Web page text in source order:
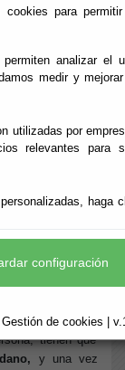
cookies para
analizar el
medir y
utilizadas por
relevantes para
haga
configuración
Gestión de cookies |
o
tienen que
y
una vez